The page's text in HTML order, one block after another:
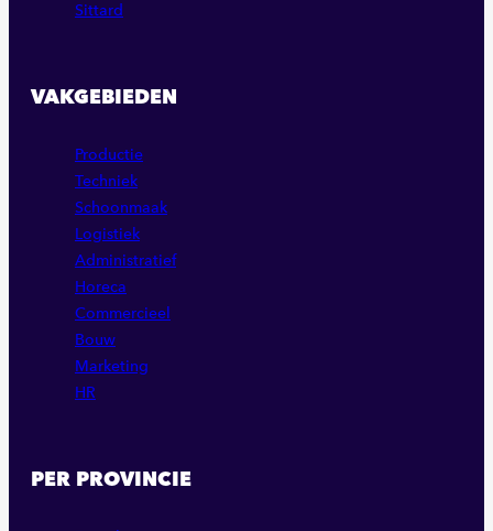
Sittard
VAKGEBIEDEN
Productie
Techniek
Schoonmaak
Logistiek
Administratief
Horeca
Commercieel
Bouw
Marketing
HR
PER PROVINCIE